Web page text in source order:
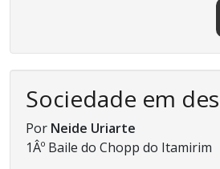
Sociedade em
Por Neide Uriarte
1Âº Baile do Chopp do Itamirim